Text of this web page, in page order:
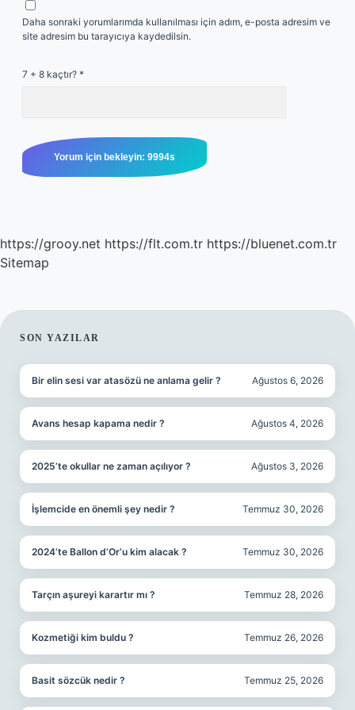
Daha sonraki yorumlarımda kullanılması için adım, e-posta adresim ve
site adresim bu tarayıcıya kaydedilsin.
7 + 8 kaçtır? *
https://grooy.net https://flt.com.tr https://bluenet.com.tr
Sitemap
SIDEBAR
SON YAZILAR
Bir elin sesi var atasözü ne anlama gelir ? Ağustos 6, 2026
Avans hesap kapama nedir ? Ağustos 4, 2026
2025’te okullar ne zaman açılıyor ? Ağustos 3, 2026
İşlemcide en önemli şey nedir ? Temmuz 30, 2026
2024’te Ballon d’Or’u kim alacak ? Temmuz 30, 2026
Tarçın aşureyi karartır mı ? Temmuz 28, 2026
Kozmetiği kim buldu ? Temmuz 26, 2026
Basit sözcük nedir ? Temmuz 25, 2026